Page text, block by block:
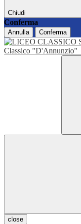
Chiudi
Conferma
Annulla Conferma
Classico "D'Annunzio"
close